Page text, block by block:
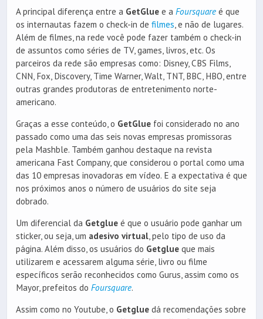
A principal diferença entre a GetGlue e a Foursquare é que
os internautas fazem o check-in de filmes , e não de lugares.
Além de filmes, na rede você pode fazer também o check-in
de assuntos como séries de TV, games, livros, etc. Os
parceiros da rede são empresas como: Disney, CBS Films,
CNN, Fox, Discovery, Time Warner, Walt, TNT, BBC, HBO, entre
outras grandes produtoras de entretenimento norte-
americano.
Graças a esse conteúdo, o GetGlue foi considerado no ano
passado como uma das seis novas empresas promissoras
pela Mashble. Também ganhou destaque na revista
americana Fast Company, que considerou o portal como uma
das 10 empresas inovadoras em vídeo. E a expectativa é que
nos próximos anos o número de usuários do site seja
dobrado.
Um diferencial da Getglue é que o usuário pode ganhar um
sticker, ou seja, um adesivo virtual, pelo tipo de uso da
página. Além disso, os usuários do Getglue que mais
utilizarem e acessarem alguma série, livro ou filme
específicos serão reconhecidos como Gurus, assim como os
Mayor, prefeitos do Foursquare.
Assim como no Youtube, o Getglue dá recomendações sobre